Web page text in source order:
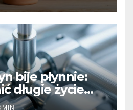
bije płynnie:
długie życie